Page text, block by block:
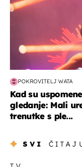
POKROVITELJ WATA
Kad su
gledanje: Mali
trenutke s ple...
SVI